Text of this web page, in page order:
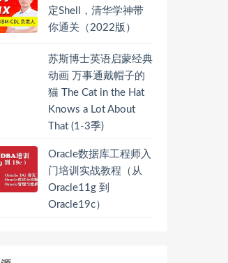
定Shell，清华学神带
你通关（2022版）
苏斯博士英语启蒙经典
动画 万事通戴帽子的
猫 The Cat in the Hat
Knows a Lot About
That (1-3季)
Oracle数据库工程师入
门培训实战教程（从
Oracle11g 到
Oracle19c）